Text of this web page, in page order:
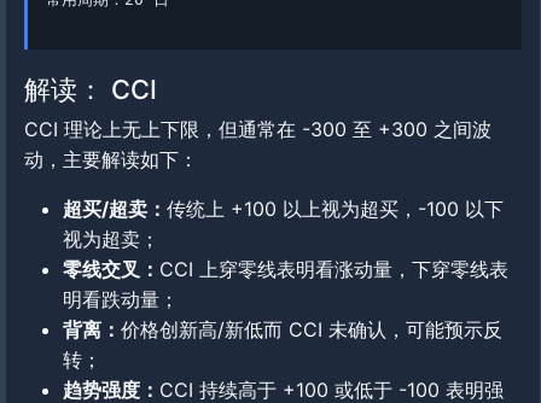
解读： CCI
CCI 理论上无上下限，但通常在 -300 至 +300 之间波
动，主要解读如下：
超买/超卖： 传统上 +100 以上视为超买，-100 以下
视为超卖；
零线交叉： CCI 上穿零线表明看涨动量，下穿零线表
明看跌动量；
背离： 价格创新高/新低而 CCI 未确认，可能预示反
转；
趋势强度： CCI 持续高于 +100 或低于 -100 表明强